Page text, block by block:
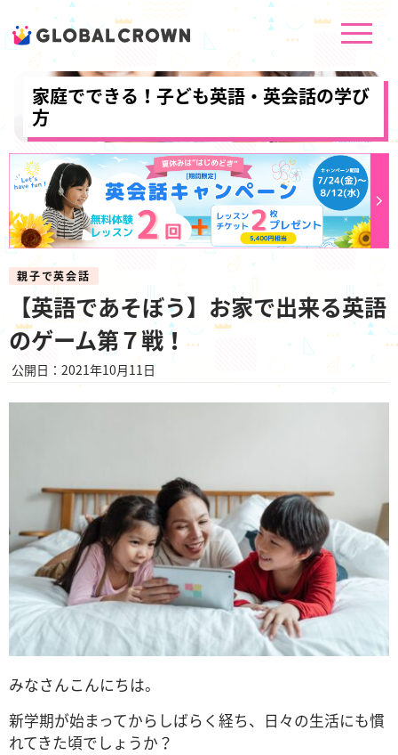
家庭でできる！子ども英語・英会話の学び
方
親子で英会話
【英語であそぼう】お家で出来る英語
のゲーム第７戦！
公開日：2021年10月11日
みなさんこんにちは。
新学期が始まってからしばらく経ち、日々の生活にも慣
れてきた頃でしょうか？